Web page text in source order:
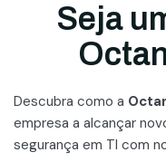
Seja
Descubra como a
empresa a alcançar
segurança em TI com